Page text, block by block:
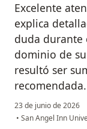
Excelente
explica
duda durante
dominio de
resultó ser
recomendada.
23 de junio de 2026
• San Angel Inn